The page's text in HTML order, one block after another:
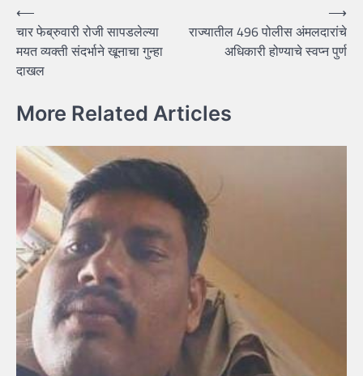
Post
navigation
⟵
चार फेब्रुवारी रोजी सापडलेल्या
मयत व्यक्ती संदर्भाने खूनाचा गुन्हा
दाखल
राज्यातील 496 पोलीस अंमलदारांचे
अधिकारी होण्याचे स्वप्न पुर्ण
⟶
More Related Articles